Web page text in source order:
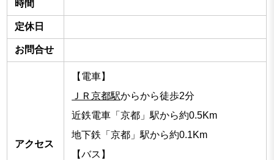
時間
定休日
お問合せ
アクセス
【電車】
ＪＲ京都駅からから徒歩2分
近鉄電車「京都」駅から約0.5Km
地下鉄「京都」駅から約0.1Km
【バス】